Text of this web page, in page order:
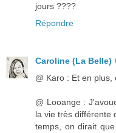
jours ????
Répondre
Caroline (La Belle)
@ Karo : Et en
@ Looange :
la vie très différente
temps, on dirait